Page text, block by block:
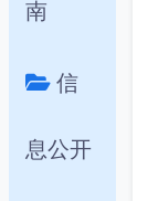
南
信
息公开